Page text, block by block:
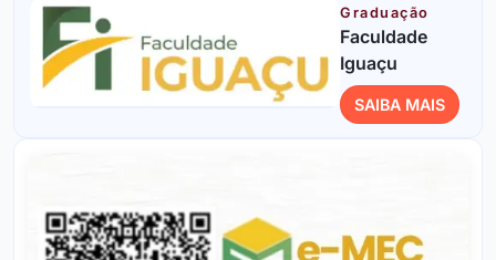
Graduação
Faculdade
Iguaçu
SAIBA MAIS